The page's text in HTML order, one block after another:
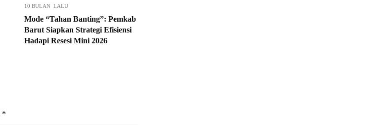
10 BULAN LALU
Mode “Tahan Banting”: Pemkab
Barut Siapkan Strategi Efisiensi
Hadapi Resesi Mini 2026
*